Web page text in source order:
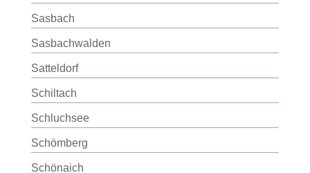
Sasbach
Sasbachwalden
Satteldorf
Schiltach
Schluchsee
Schömberg
Schönaich